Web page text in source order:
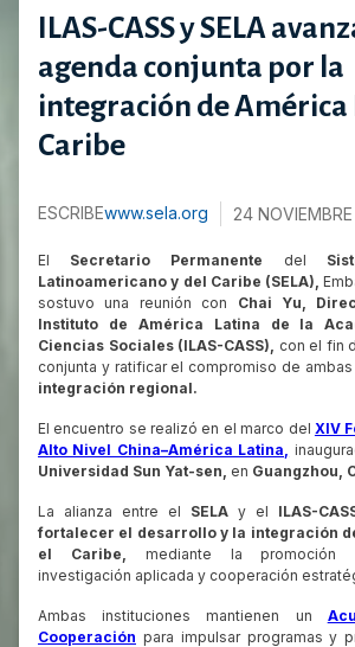
ILAS-CASS y SELA
agenda conjunta por la
integración de América
Caribe
ESCRIBEwww.sela.org 24
El Secretario Permanente del
Latinoamericano y del Caribe (SELA),
sostuvo una reunión con Chai Yu,
Instituto de América Latina de la
Ciencias Sociales (ILAS-CASS),
con el fin
conjunta y ratificar el compromiso de
integración regional.
El encuentro se realizó en el marco del XIV
Alto Nivel China–América Latina,
Universidad Sun Yat-sen, en Guangzhou,
La alianza entre el SELA y el ILAS-
fortalecer el desarrollo y la integración
el Caribe,
mediante la promoción
investigación aplicada y cooperación
Ambas instituciones mantienen un
Cooperación para impulsar programas y